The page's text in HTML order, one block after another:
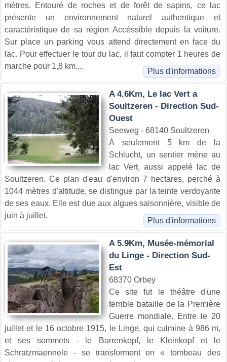
mètres. Entouré de roches et de forêt de sapins, ce lac
présente un environnement naturel authentique et
caractéristique de sa région Accéssible depuis la voiture.
Sur place un parking vous attend directement en face du
lac. Pour effectuer le tour du lac, il faut compter 1 heures de
marche pour 1,8 km....
Plus d'informations
A 4.6Km, Le lac Vert a
Soultzeren - Direction Sud-
Ouest
Seeweg - 68140 Soultzeren
À seulement 5 km de la
Schlucht, un sentier mène au
lac Vert, aussi appelé lac de
Soultzeren. Ce plan d'eau d'environ 7 hectares, perché à
1044 mètres d'altitude, se distingue par la teinte verdoyante
de ses eaux. Elle est due aux algues saisonnière, visible de
juin à juillet.
Plus d'informations
A 5.9Km, Musée-mémorial
du Linge - Direction Sud-
Est
68370 Orbey
Ce site fut le théâtre d'une
terrible bataille de la Première
Guerre mondiale. Entre le 20
juillet et le 16 octobre 1915, le Linge, qui culmine à 986 m,
et ses sommets - le Barrenkopf, le Kleinkopf et le
Schratzmaennele - se transforment en « tombeau des